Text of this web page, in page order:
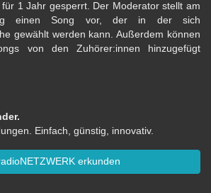
1 Jahr gesperrt. Der Moderator stellt am
einen Song vor, der in der sich
gewählt werden kann. Außerdem können
von den Zuhörer:innen hinzugefügt
Einfach, günstig, innovativ.
erkunden